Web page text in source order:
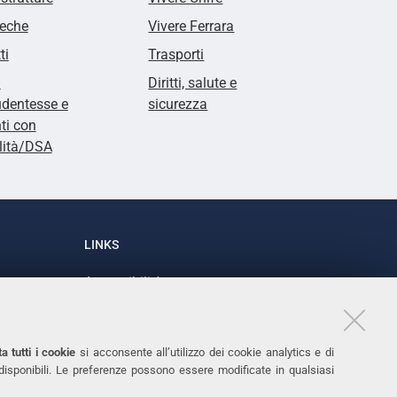
tutti i cookie si acconsente all’utilizzo dei cookie analytics e di
Le preferenze possono essere modificate in qualsiasi
e
con
DSA
Vivere Ferrara
Trasporti
Diritti, salute e
sicurezza
LINKS
Accessibilità
Cookies